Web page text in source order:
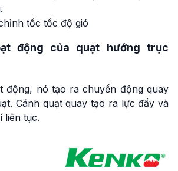
tốc tốc độ gió
động của quạt hướng trục
động, nó tạo ra chuyển động quay
Cánh quạt quay tạo ra lực đẩy và
liên tục.